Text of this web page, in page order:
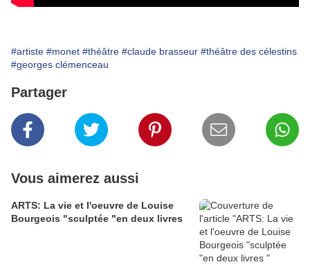
#artiste #monet #théâtre #claude brasseur #théâtre des célestins
#georges clémenceau
Partager
Vous aimerez aussi
ARTS: La vie et l'oeuvre de Louise
Bourgeois "sculptée "en deux livres